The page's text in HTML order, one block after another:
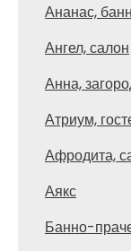
Ананас,
Ангел, салон
Анна,
Атриум,
Афродита,
Аякс
Банно-